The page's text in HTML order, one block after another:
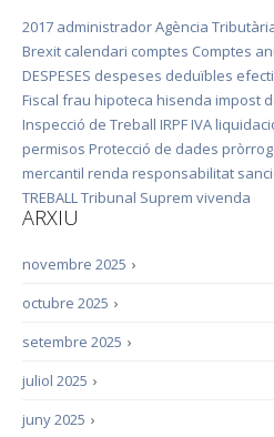
2017 administradorAgència
Brexit calendari comptes Comptes
DESPESES despeses deduïbles
Fiscal frau hipoteca hisenda impost
Inspecció de Treball IRPF IVA
permisos Protecció de dades
mercantil renda responsabilitat
TREBALLTribunal Suprem vivenda
ARXIU
›
novembre 2025
›
octubre 2025
›
setembre 2025
›
juliol 2025
›
juny 2025